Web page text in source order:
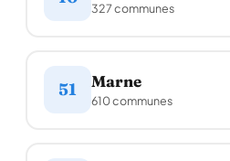
327 communes
51 Marne
610 communes